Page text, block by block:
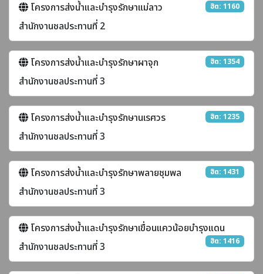
โครงการส่งน้ำและบำรุงรักษาแม่ลาว ฮิต: 1160
สำนักงานชลประทานที่ 2
โครงการส่งน้ำและบำรุงรักษาผาจุก ฮิต: 1354
สำนักงานชลประทานที่ 3
โครงการส่งน้ำและบำรุงรักษานเรศวร ฮิต: 1235
สำนักงานชลประทานที่ 3
โครงการส่งน้ำและบำรุงรักษาพลายชุมพล ฮิต: 1431
สำนักงานชลประทานที่ 3
โครงการส่งน้ำและบำรุงรักษาเขื่อนแควน้อยบำรุงแดน
ฮิต: 1416
สำนักงานชลประทานที่ 3